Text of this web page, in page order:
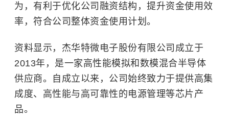
为，有利于优化公司融资结构，提升资金使用效
率，符合公司整体资金使用计划。
资料显示，杰华特微电子股份有限公司成立于
2013年，是一家高性能模拟和数模混合半导体
供应商。自成立以来，公司始终致力于提供高集
成度、高性能与高可靠性的电源管理等芯片产
品。